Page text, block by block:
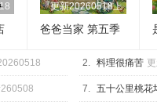
更新20260518上
爸爸当家 第五季
2. 料理很痛苦
7. 五十公里桃花